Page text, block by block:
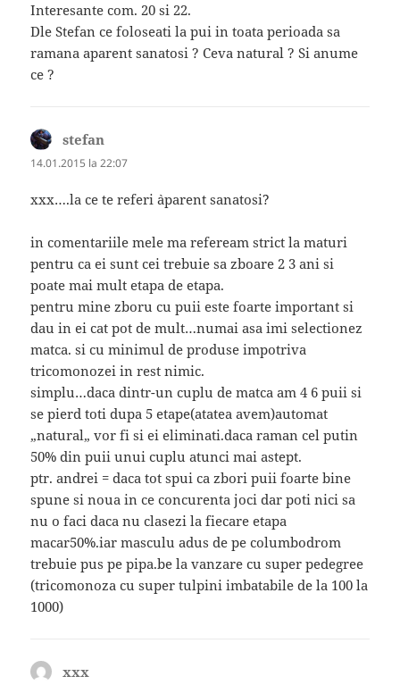
Interesante com. 20 si 22.
Dle Stefan ce foloseati la pui in toata perioada sa
ramana aparent sanatosi ? Ceva natural ? Si anume
ce ?
stefan
14.01.2015 la 22:07
xxx….la ce te referi `aparent sanatosi`?
in comentariile mele ma refeream strict la maturi
pentru ca ei sunt cei trebuie sa zboare 2 3 ani si
poate mai mult etapa de etapa.
pentru mine zboru cu puii este foarte important si
dau in ei cat pot de mult…numai asa imi selectionez
matca. si cu minimul de produse impotriva
tricomonozei in rest nimic.
simplu…daca dintr-un cuplu de matca am 4 6 puii si
se pierd toti dupa 5 etape(atatea avem)automat
„natural„ vor fi si ei eliminati.daca raman cel putin
50% din puii unui cuplu atunci mai astept.
ptr. andrei = daca tot spui ca zbori puii foarte bine
spune si noua in ce concurenta joci dar poti nici sa
nu o faci daca nu clasezi la fiecare etapa
macar50%.iar masculu adus de pe columbodrom
trebuie pus pe pipa.be la vanzare cu super pedegree
(tricomonoza cu super tulpini imbatabile de la 100 la
1000)
xxx